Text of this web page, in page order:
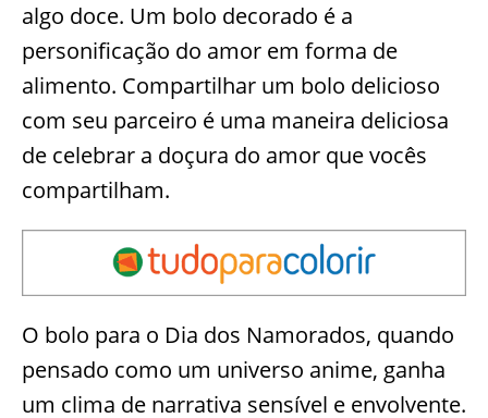
algo doce. Um bolo decorado é a
personificação do amor em forma de
alimento. Compartilhar um bolo delicioso
com seu parceiro é uma maneira deliciosa
de celebrar a doçura do amor que vocês
compartilham.
O bolo para o Dia dos Namorados, quando
pensado como um universo anime, ganha
um clima de narrativa sensível e envolvente.